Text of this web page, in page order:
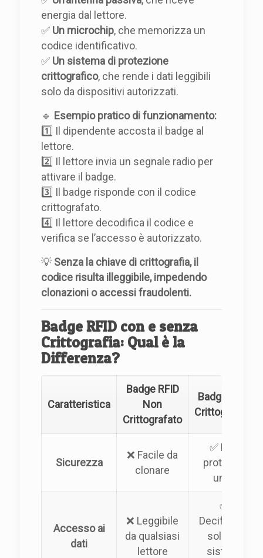
energia dal lettore.
✅ Un microchip, che memorizza un
codice identificativo.
✅ Un sistema di protezione
crittografico, che rende i dati leggibili
solo da dispositivi autorizzati.
🔹 Esempio pratico di funzionamento:
1️⃣ Il dipendente accosta il badge al
lettore.
2️⃣ Il lettore invia un segnale radio per
attivare il badge.
3️⃣ Il badge risponde con il codice
crittografato.
4️⃣ Il lettore decodifica il codice e
verifica se l’accesso è autorizzato.
💡 Senza la chiave di crittografia, il
codice risulta illeggibile, impedendo
clonazioni o accessi fraudolenti.
Badge RFID con e senza
Crittografia: Qual è la
Differenza?
Caratteristica
Badge RFID
Non
Crittografato
Badge RFID
Crittografato
Sicurezza
❌ Facile da
clonare
✅ Dati
protetti e
unici
Accesso ai
dati
❌ Leggibile
da qualsiasi
lettore
✅
Decifrabile
solo da
sistemi